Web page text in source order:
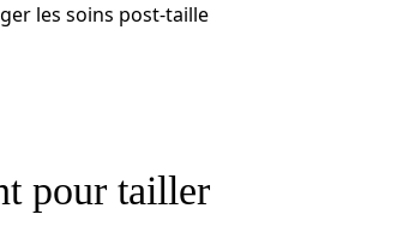
les soins post-taille
pour tailler